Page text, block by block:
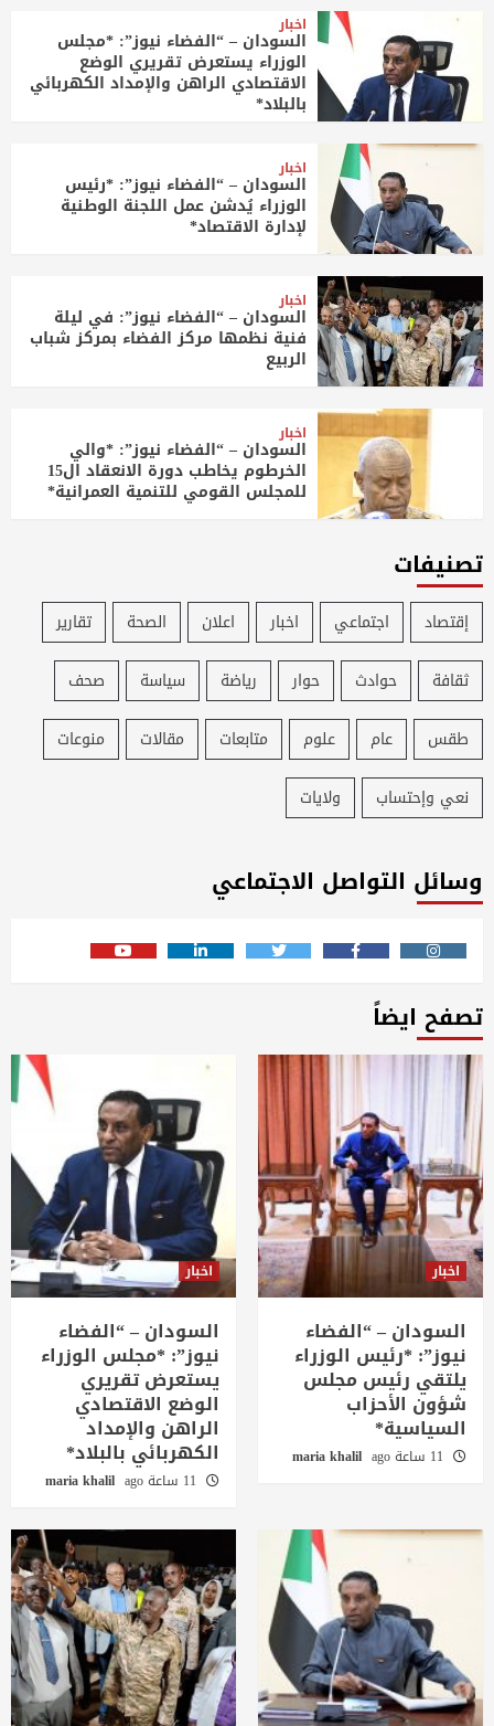
اخبار
السودان – “الفضاء نيوز”: *مجلس
الوزراء يستعرض تقريري الوضع
الاقتصادي الراهن والإمداد الكهربائي
بالبلاد*
اخبار
السودان – “الفضاء نيوز”: *رئيس
الوزراء يُدشن عمل اللجنة الوطنية
لإدارة الاقتصاد*
اخبار
السودان – “الفضاء نيوز”: في ليلة
فنية نظمها مركز الفضاء بمركز شباب
الربيع
اخبار
السودان – “الفضاء نيوز”: *والي
الخرطوم يخاطب دورة الانعقاد ال15
للمجلس القومي للتنمية العمرانية*
تصنيفات
إقتصاد اجتماعي اخبار اعلان الصحة
تقارير
ثقافة
حوادث حوار رياضة سياسة
صحف
طقس
عام علوم متابعات مقالات
منوعات
نعي وإحتساب
ولايات
وسائل التواصل الاجتماعي
Instagram
Facebook
Twitter
Linkedin
Youtube
تصفح ايضاً
اخبار
السودان – “الفضاء
نيوز”: *رئيس الوزراء
يلتقي رئيس مجلس
شؤون الأحزاب
السياسية*
11 ساعة ago maria khalil
اخبار
السودان – “الفضاء
نيوز”: *مجلس الوزراء
يستعرض تقريري
الوضع الاقتصادي
الراهن والإمداد
الكهربائي بالبلاد*
11 ساعة ago maria khalil